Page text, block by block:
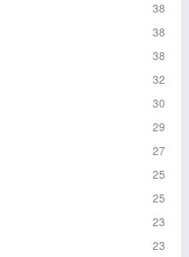
38
38
38
32
30
29
27
25
25
23
23